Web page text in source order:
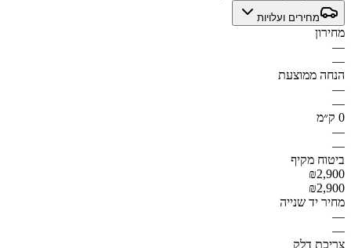
מחירים ועלויות
מחירון
—
—
הנחה ממוצעת
—
—
0 ק״מ
—
—
ביטוח מקיף
₪2,900
₪2,900
מחיר יד שנייה
—
—
צריכת דלק